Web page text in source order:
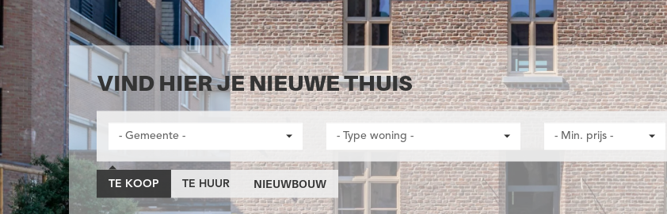
VIND HIER JE NIEUWE THUIS
- Gemeente - - Type woning - - Min. prijs -
TE KOOP TE HUUR NIEUWBOUW